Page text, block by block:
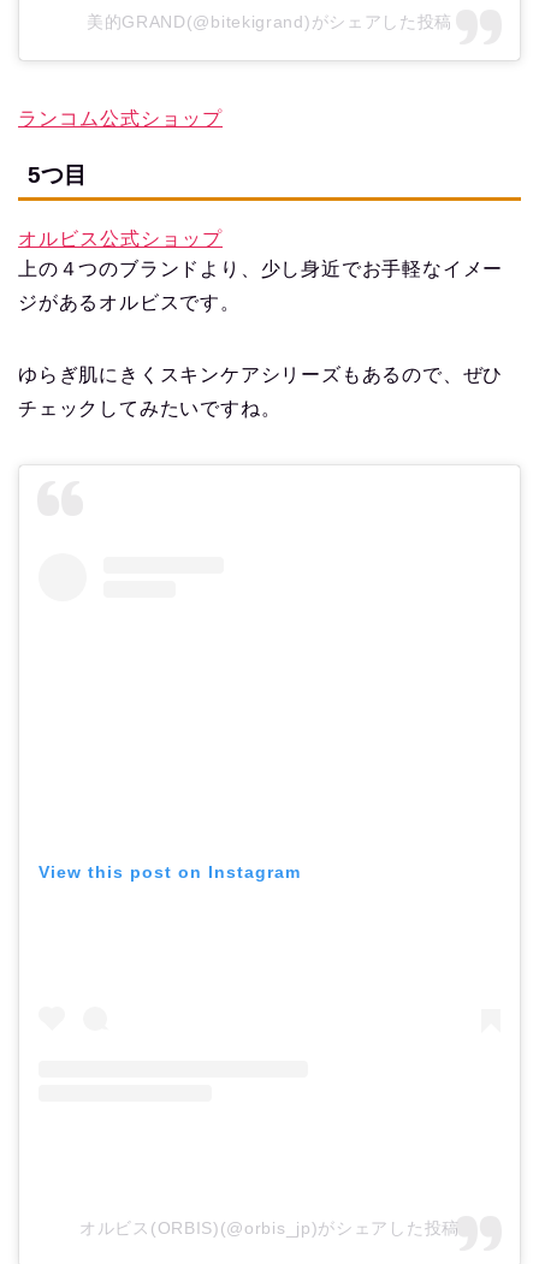
美的GRAND(@bitekigrand)がシェアした投稿
ランコム公式ショップ
5つ目
オルビス公式ショップ
上の４つのブランドより、少し身近でお手軽なイメー
ジがあるオルビスです。
ゆらぎ肌にきくスキンケアシリーズもあるので、ぜひ
チェックしてみたいですね。
View this post on Instagram
オルビス(ORBIS)(@orbis_jp)がシェアした投稿